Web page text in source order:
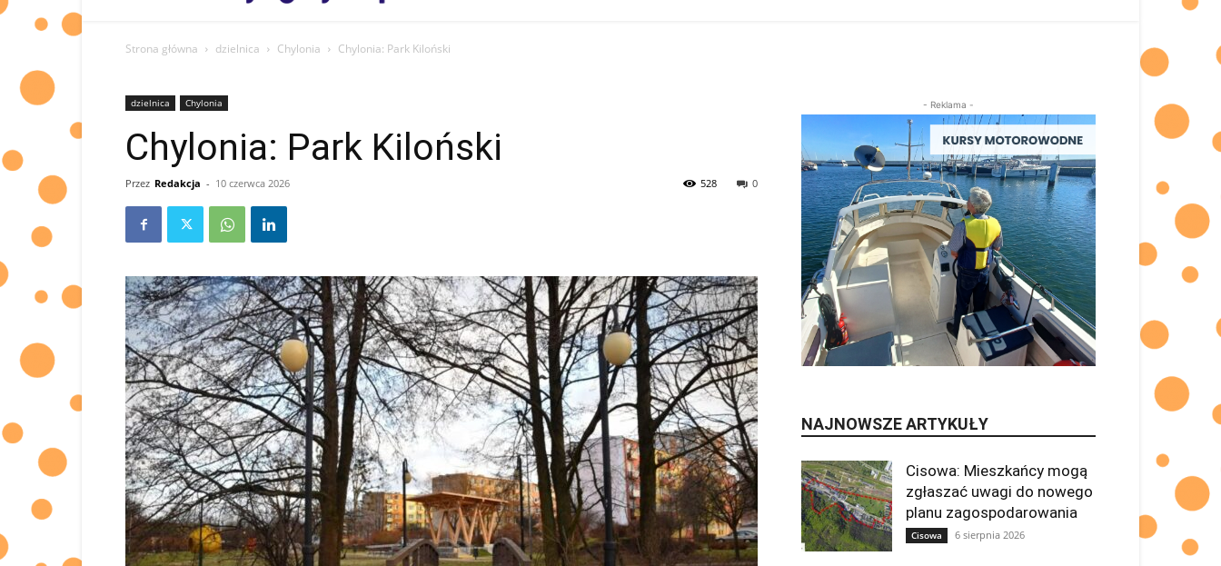
dla
Strona główna dzielnica Chylonia Chylonia: Park Kiloński
dzielnica Chylonia
Chylonia: Park Kiloński
Przez Redakcja - 10 czerwca 2026 0
528
- Reklama -
NAJNOWSZE ARTYKUŁY
Cisowa: Mieszkańcy mogą
zgłaszać uwagi do nowego
planu zagospodarowania
Cisowa 6 sierpnia 2026